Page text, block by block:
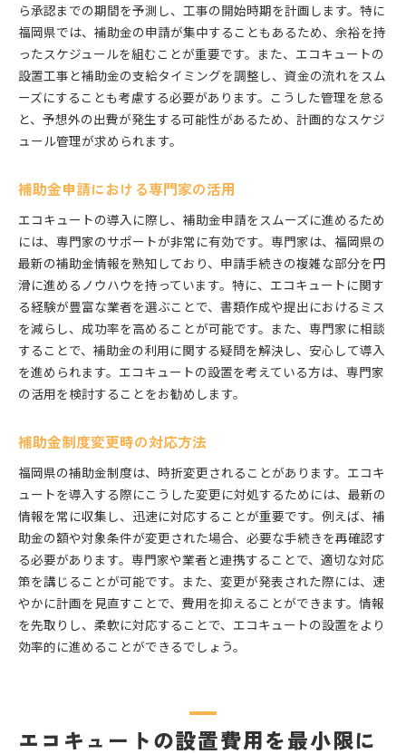
ら承認までの期間を予測し、工事の開始時期を計画します。特に
福岡県では、補助金の申請が集中することもあるため、余裕を持
ったスケジュールを組むことが重要です。また、エコキュートの
設置工事と補助金の支給タイミングを調整し、資金の流れをスム
ーズにすることも考慮する必要があります。こうした管理を怠る
と、予想外の出費が発生する可能性があるため、計画的なスケジ
ュール管理が求められます。
補助金申請における専門家の活用
エコキュートの導入に際し、補助金申請をスムーズに進めるため
には、専門家のサポートが非常に有効です。専門家は、福岡県の
最新の補助金情報を熟知しており、申請手続きの複雑な部分を円
滑に進めるノウハウを持っています。特に、エコキュートに関す
る経験が豊富な業者を選ぶことで、書類作成や提出におけるミス
を減らし、成功率を高めることが可能です。また、専門家に相談
することで、補助金の利用に関する疑問を解決し、安心して導入
を進められます。エコキュートの設置を考えている方は、専門家
の活用を検討することをお勧めします。
補助金制度変更時の対応方法
福岡県の補助金制度は、時折変更されることがあります。エコキ
ュートを導入する際にこうした変更に対処するためには、最新の
情報を常に収集し、迅速に対応することが重要です。例えば、補
助金の額や対象条件が変更された場合、必要な手続きを再確認す
る必要があります。専門家や業者と連携することで、適切な対応
策を講じることが可能です。また、変更が発表された際には、速
やかに計画を見直すことで、費用を抑えることができます。情報
を先取りし、柔軟に対応することで、エコキュートの設置をより
効率的に進めることができるでしょう。
エコキュートの設置費用を最小限に